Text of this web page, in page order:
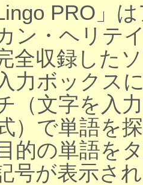
PRO」
ン・ヘリテ
全収録した
力ボックス
（文字を入
）で単語を
的の単語を
号が表示さ